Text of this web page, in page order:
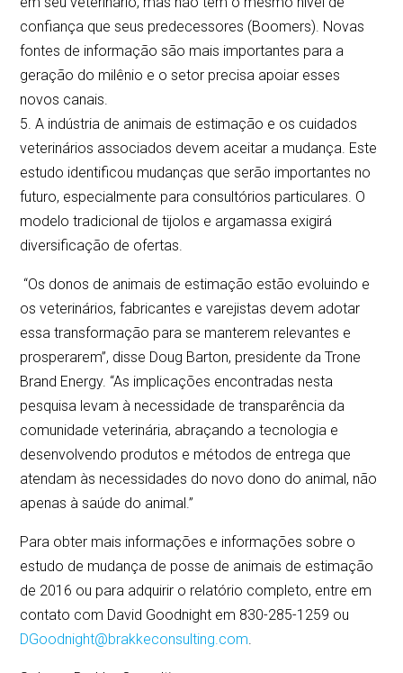
confiança que seus predecessores (Boomers). Novas
fontes de informação são mais importantes para a
geração do milênio e o setor precisa apoiar esses
novos canais.
5. A indústria de animais de estimação e os cuidados
veterinários associados devem aceitar a mudança. Este
estudo identificou mudanças que serão importantes no
futuro, especialmente para consultórios particulares. O
modelo tradicional de tijolos e argamassa exigirá
diversificação de ofertas.
“Os donos de animais de estimação estão evoluindo e
os veterinários, fabricantes e varejistas devem adotar
essa transformação para se manterem relevantes e
prosperarem”, disse Doug Barton, presidente da Trone
Brand Energy. “As implicações encontradas nesta
pesquisa levam à necessidade de transparência da
comunidade veterinária, abraçando a tecnologia e
desenvolvendo produtos e métodos de entrega que
atendam às necessidades do novo dono do animal, não
apenas à saúde do animal.”
Para obter mais informações e informações sobre o
estudo de mudança de posse de animais de estimação
de 2016 ou para adquirir o relatório completo, entre em
contato com David Goodnight em 830-285-1259 ou
DGoodnight@brakkeconsulting.com.